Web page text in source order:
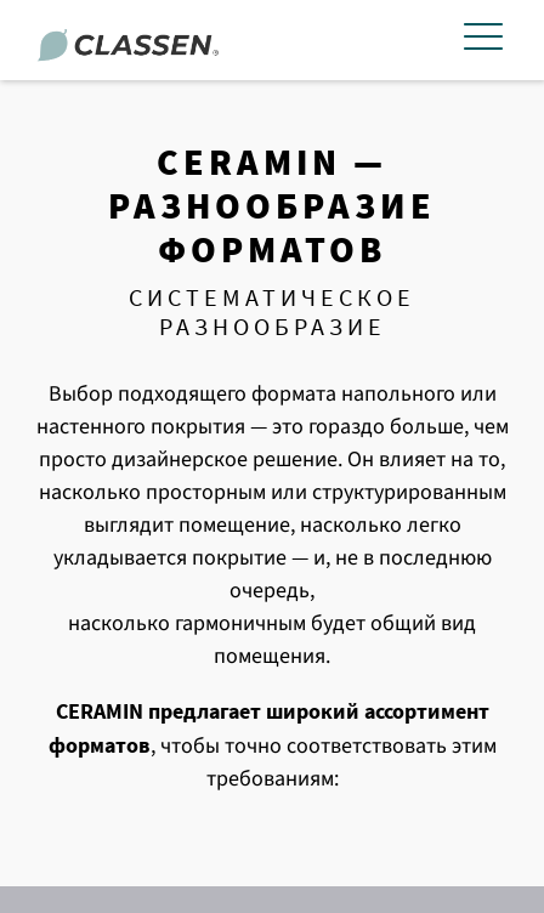
CERAMIN —
РАЗНООБРАЗИЕ
ФОРМАТОВ
СИСТЕМАТИЧЕСКОЕ
РАЗНООБРАЗИЕ
Выбор подходящего формата напольного или
настенного покрытия — это гораздо больше, чем
просто дизайнерское решение. Он влияет на то,
насколько просторным или структурированным
выглядит помещение, насколько легко
укладывается покрытие — и, не в последнюю
очередь,
насколько гармоничным будет общий вид
помещения.
CERAMIN предлагает широкий ассортимент
форматов, чтобы точно соответствовать этим
требованиям: